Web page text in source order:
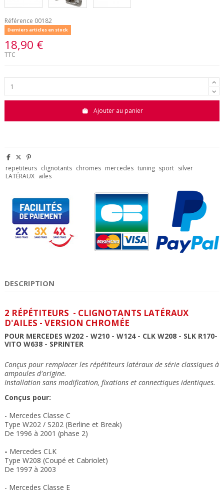
Référence 00182
Derniers articles en stock
18,90 €
TTC
Ajouter au panier
repetiteurs clignotants chromes mercedes tuning sport silver
LATÉRAUX ailes
DESCRIPTION
2 RÉPÉTITEURS - CLIGNOTANTS LATÉRAUX
D'AILES - VERSION CHROMÉE
POUR MERCEDES W202 - W210 - W124 - CLK W208 - SLK R170-
VITO W638 - SPRINTER
Conçus pour remplacer les répétiteurs latéraux de série classiques à
ampoules d'origine.
Installation sans modification, fixations et connectiques identiques.
Conçus pour:
- Mercedes Classe C
Type W202 / S202 (Berline et Break)
De 1996 à 2001 (phase 2)
- Mercedes CLK
Type W208 (Coupé et Cabriolet)
De 1997 à 2003
- Mercedes Classe E